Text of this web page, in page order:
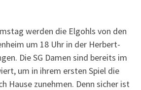
werden die Elgohls von den
um 18 Uhr in der Herbert-
Die SG Damen sind bereits im
um in ihrem ersten Spiel die
Hause zunehmen. Denn sicher ist